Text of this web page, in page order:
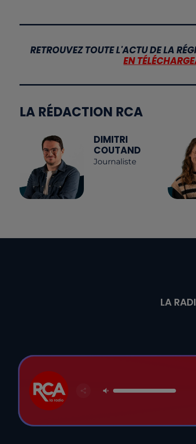
RETROUVEZ TOUTE L'ACTU DE LA
EN
LA RÉDACTION RCA
DIMITRI
COUTAND
Journaliste
LA